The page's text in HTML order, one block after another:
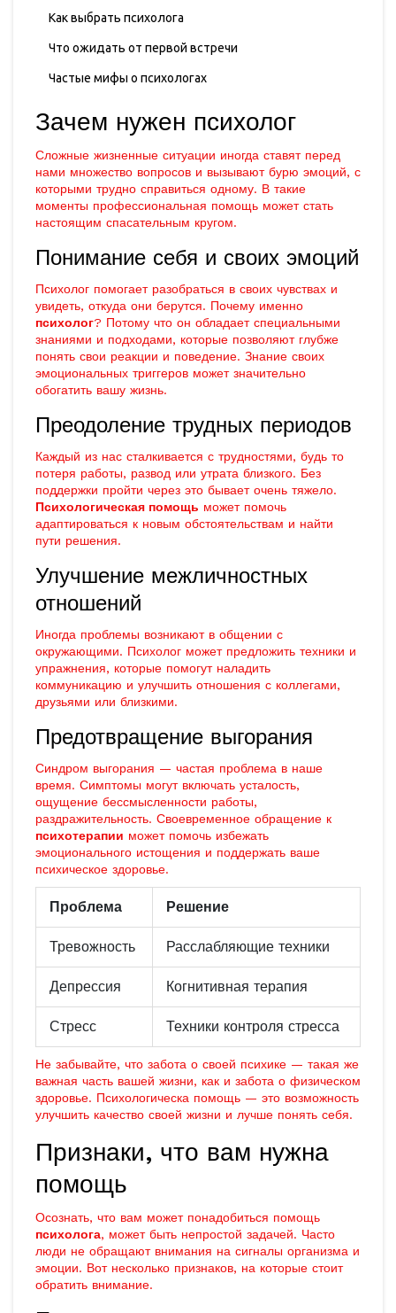
Как выбрать психолога
Что ожидать от первой встречи
Частые мифы о психологах
Зачем нужен психолог
Сложные жизненные ситуации иногда ставят перед
нами множество вопросов и вызывают бурю эмоций, с
которыми трудно справиться одному. В такие
моменты профессиональная помощь может стать
настоящим спасательным кругом.
Понимание себя и своих эмоций
Психолог помогает разобраться в своих чувствах и
увидеть, откуда они берутся. Почему именно
психолог? Потому что он обладает специальными
знаниями и подходами, которые позволяют глубже
понять свои реакции и поведение. Знание своих
эмоциональных триггеров может значительно
обогатить вашу жизнь.
Преодоление трудных периодов
Каждый из нас сталкивается с трудностями, будь то
потеря работы, развод или утрата близкого. Без
поддержки пройти через это бывает очень тяжело.
Психологическая помощь может помочь
адаптироваться к новым обстоятельствам и найти
пути решения.
Улучшение межличностных
отношений
Иногда проблемы возникают в общении с
окружающими. Психолог может предложить техники и
упражнения, которые помогут наладить
коммуникацию и улучшить отношения с коллегами,
друзьями или близкими.
Предотвращение выгорания
Синдром выгорания — частая проблема в наше
время. Симптомы могут включать усталость,
ощущение бессмысленности работы,
раздражительность. Своевременное обращение к
психотерапии может помочь избежать
эмоционального истощения и поддержать ваше
психическое здоровье.
Проблема Решение
Тревожность Расслабляющие техники
Депрессия Когнитивная терапия
Стресс Техники контроля стресса
Не забывайте, что забота о своей психике — такая же
важная часть вашей жизни, как и забота о физическом
здоровье. Психологическа помощь — это возможность
улучшить качество своей жизни и лучше понять себя.
Признаки, что вам нужна
помощь
Осознать, что вам может понадобиться помощь
психолога, может быть непростой задачей. Часто
люди не обращают внимания на сигналы организма и
эмоции. Вот несколько признаков, на которые стоит
обратить внимание.